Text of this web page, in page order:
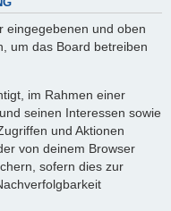
eingegebenen und oben
um das Board betreiben
im Rahmen einer
seinen Interessen sowie
und Aktionen
von deinem Browser
sofern dies zur